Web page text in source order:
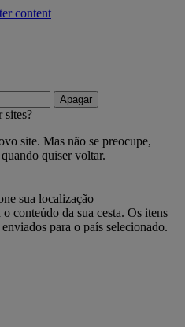
content
Apagar
sites?
site. Mas não se preocupe,
quiser voltar.
sua localização
conteúdo da sua cesta. Os itens
para o país selecionado.